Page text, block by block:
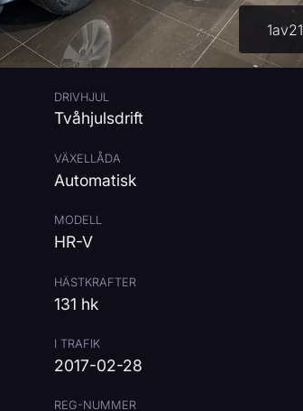
1av21
DRIVHJUL
Tvåhjulsdrift
VÄXELLÅDA
Automatisk
MODELL
HR-V
HÄSTKRAFTER
131 hk
I TRAFIK
2017-02-28
REG-NUMMER